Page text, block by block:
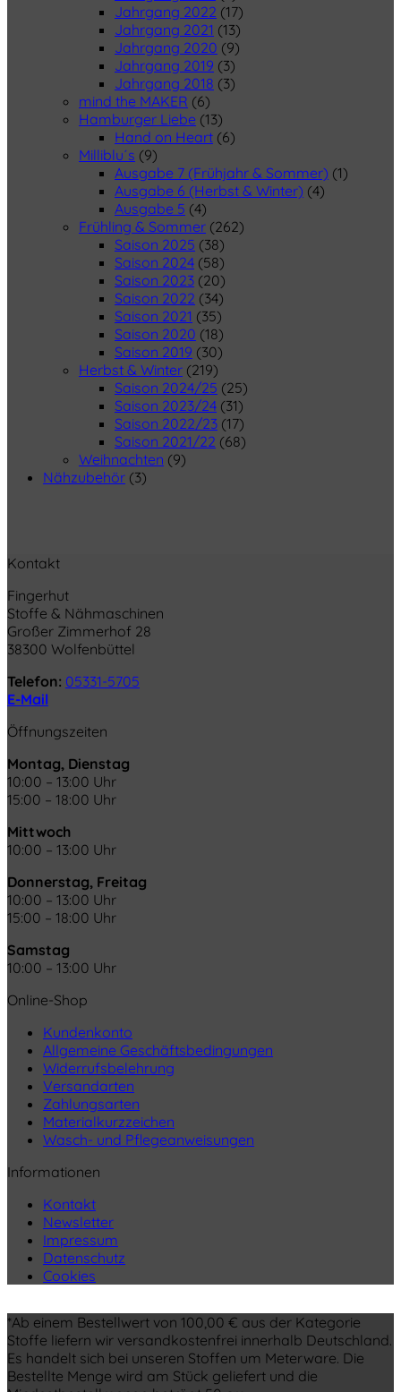
Jahrgang 2022 (17)
Jahrgang 2021 (13)
Jahrgang 2020 (9)
Jahrgang 2019 (3)
Jahrgang 2018 (3)
mind the MAKER (6)
Hamburger Liebe (13)
Hand on Heart (6)
Milliblu´s (9)
Ausgabe 7 (Frühjahr & Sommer) (1)
Ausgabe 6 (Herbst & Winter) (4)
Ausgabe 5 (4)
Frühling & Sommer (262)
Saison 2025 (38)
Saison 2024 (58)
Saison 2023 (20)
Saison 2022 (34)
Saison 2021 (35)
Saison 2020 (18)
Saison 2019 (30)
Herbst & Winter (219)
Saison 2024/25 (25)
Saison 2023/24 (31)
Saison 2022/23 (17)
Saison 2021/22 (68)
Weihnachten (9)
Nähzubehör (3)
Kontakt
Fingerhut
Stoffe & Nähmaschinen
Großer Zimmerhof 28
38300 Wolfenbüttel
Telefon: 05331-5705
E-Mail
Öffnungszeiten
Montag, Dienstag
10:00 – 13:00 Uhr
15:00 – 18:00 Uhr
Mittwoch
10:00 – 13:00 Uhr
Donnerstag, Freitag
10:00 – 13:00 Uhr
15:00 – 18:00 Uhr
Samstag
10:00 – 13:00 Uhr
Online-Shop
Kundenkonto
Allgemeine Geschäftsbedingungen
Widerrufsbelehrung
Versandarten
Zahlungsarten
Materialkurzzeichen
Wasch- und Pflegeanweisungen
Informationen
Kontakt
Newsletter
Impressum
Datenschutz
Cookies
*Ab einem Bestellwert von 100,00 € aus der Kategorie
Stoffe liefern wir versandkostenfrei innerhalb Deutschland.
Es handelt sich bei unseren Stoffen um Meterware. Die
Bestellte Menge wird am Stück geliefert und die